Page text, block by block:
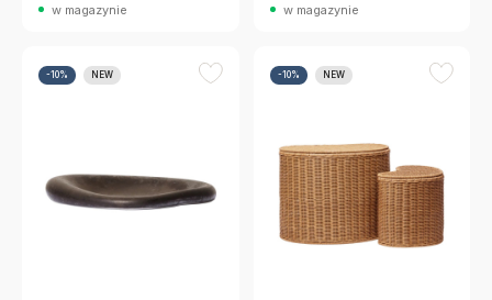
w magazynie w magazynie
-10% NEW -10% NEW